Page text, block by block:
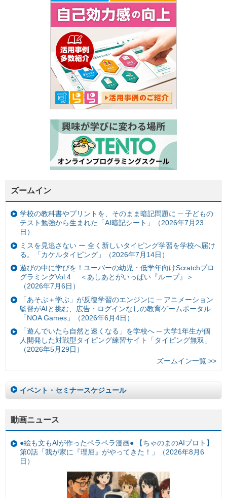
ズームイン
学校の教科書やプリントを、そのまま暗記問題に ─ 子どもの
テスト勉強から生まれた「AI暗記シート」（2026年7月23
日）
ミスを見逃さない ー 全く新しいタイピング学習を学校へ届け
る。「カケルタイピング」（2026年7月14日）
遊びの中に学びを！ユーバーの幼児・低学年向けScratchプロ
グラミングVol.4 ＜あしあとがいっぱい『ループ』＞
（2026年7月6日）
「あそぶ＋学ぶ」が反復学習のエンジンに ─ アニメーション
監督がAIと挑む、広告・ログインなしの教育ゲームポータル
「NOA Games」（2026年6月4日）
「遊んでいたら自然と速くなる」を学校へ ─ 大学1年生が個
人開発した対戦型タイピング練習サイト「タイピング無双」
（2026年5月29日）
ズームイン一覧 >>
イベント・セミナースケジュール
動画ニュース
●絵も文もAIが作ったペラペラ漫画● 【ちゃのまのAIプロト】
第0話「我が家に『理屈』がやってきた！」（2026年8月6
日）